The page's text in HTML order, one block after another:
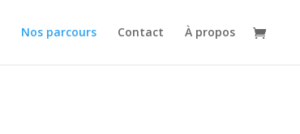
Nos parcours Contact À propos